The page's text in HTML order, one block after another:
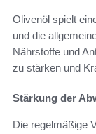
Olivenöl spielt
und die
Nährstoffe und
zu stärken und
Stärkung der
Die regelmäßige